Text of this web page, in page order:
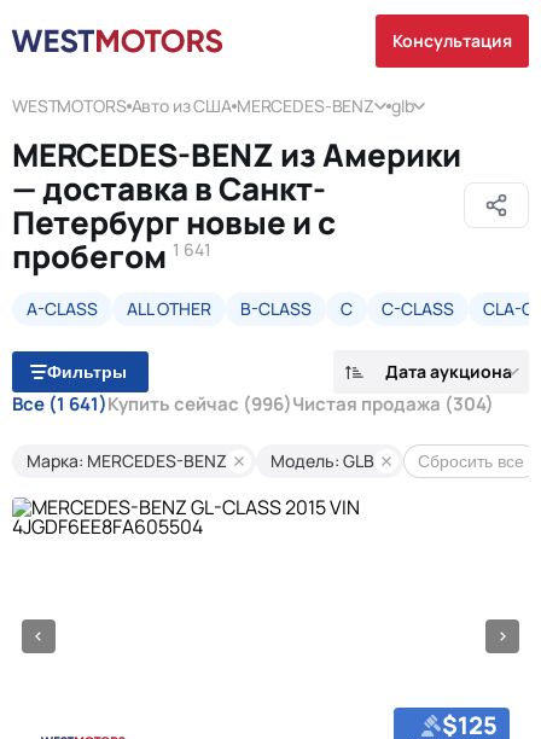
Консультация
WESTMOTORS Авто из США MERCEDES-BENZ glb
MERCEDES-BENZ из Америки
— доставка в Санкт-
Петербург новые и с
пробегом 1 641
A-CLASS ALL OTHER B-CLASS C C-CLASS CLA-
Фильтры Дата аукциона
Все (1 641)Купить сейчас (996)Чистая продажа (304)
Марка: MERCEDES-BENZ Модель: GLB Сбросить все
$125